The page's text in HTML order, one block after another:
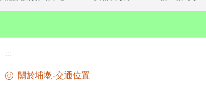
:::
關於埔墘-交通位置